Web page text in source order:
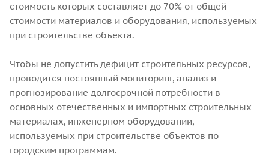
стоимость которых составляет до 70% от общей
стоимости материалов и оборудования, используемых
при строительстве объекта.
Чтобы не допустить дефицит строительных ресурсов,
проводится постоянный мониторинг, анализ и
прогнозирование долгосрочной потребности в
основных отечественных и импортных строительных
материалах, инженерном оборудовании,
используемых при строительстве объектов по
городским программам.